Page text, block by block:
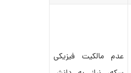
عدم مالکیت فیزیکی